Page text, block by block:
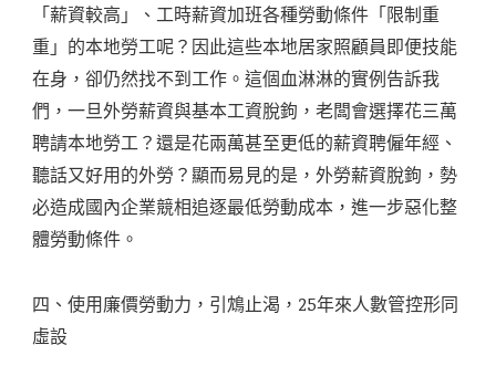
「薪資較高」、工時薪資加班各種勞動條件「限制重
重」的本地勞工呢？因此這些本地居家照顧員即便技能
在身，卻仍然找不到工作。這個血淋淋的實例告訴我
們，一旦外勞薪資與基本工資脫鉤，老闆會選擇花三萬
聘請本地勞工？還是花兩萬甚至更低的薪資聘僱年經、
聽話又好用的外勞？顯而易見的是，外勞薪資脫鉤，勢
必造成國內企業競相追逐最低勞動成本，進一步惡化整
體勞動條件。
四、使用廉價勞動力，引鴆止渴，25年來人數管控形同
虛設